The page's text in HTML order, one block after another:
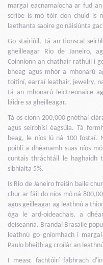
margaí eacnamaíocha ar fud
scríbe is mó tóir don chuid is
laethanta saoire go náisiúnta
Go stairiúil, tá an tionscal
gheilleagar Rio de Janeiro,
Coinníonn an chathair rathúil i
bheag agus mhór a mhonarú
toitíní, earraí leathair, jewelry,
tá an mhonarú leictreonaice
láidre sa gheilleagar.
Tá os cionn 200,000 gnóthaí
agus seirbhísí éagsúla. Tá
beag, le níos lú ná 100 fostaí.
poiblí a dhéanamh suas níos
cuntais thráchtáil le haghaidh
sibhialta 5%.
Is Rio de Janeiro freisin baile
chur ar fáil do níos mó ná
agus geilleagar ag leathnú a
óga le ard-oideachais, a
deiseanna. Brandaí Brasaíle
leathnú go gníomhach i
Paulo bheith ag croílár an
I measc fachtóirí fabhrach